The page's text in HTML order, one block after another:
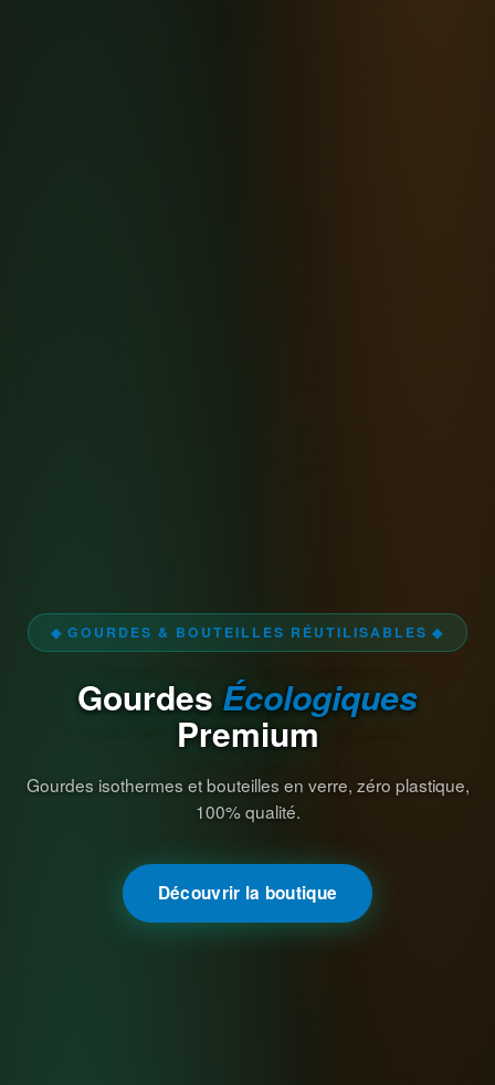
◆ GOURDES & BOUTEILLES RÉUTILISABLES ◆
Gourdes Écologiques
Premium
Gourdes isothermes et bouteilles en verre, zéro plastique,
100% qualité.
Découvrir la boutique